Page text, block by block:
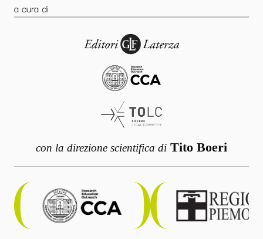
a cura di
con la direzione scientifica di Tito Boeri